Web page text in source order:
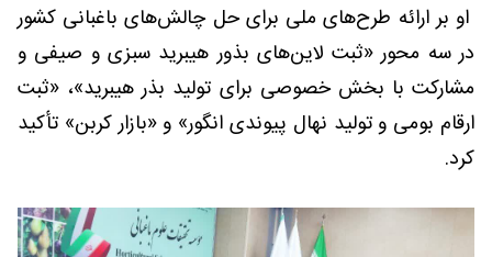
او بر ارائه طرح‌های ملی برای حل چالش‌های باغبانی کشور
در سه محور «ثبت لاین‌های بذور هیبرید سبزی و صیفی و
مشارکت با بخش خصوصی برای تولید بذر هیبرید»، «ثبت
ارقام بومی و تولید نهال پیوندی انگور» و «بازار کربن» تأکید
کرد.